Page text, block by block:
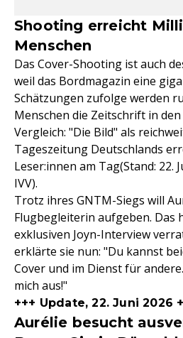
Shooting erreicht
Menschen
Das Cover-Shooting ist auch
weil das Bordmagazin eine
Schätzungen zufolge werden
Menschen die Zeitschrift in
Vergleich: "Die Bild" als
Tageszeitung Deutschlands
Leser:innen am Tag(Stand: 22.
IVV).
Trotz ihres GNTM-Siegs will
Flugbegleiterin aufgeben. Das
exklusiven Joyn-Interview
erklärte sie nun: "Du kannst
Cover und im Dienst für
mich aus!"
+++ Update, 22. Juni 2026
Aurélie besucht